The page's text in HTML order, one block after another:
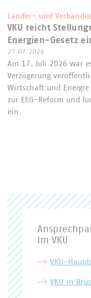
Länder- und
VKU reicht
Energien-Gesetz
27.07.2026
Am 17. Juli 2026 war
Verzögerung
Wirtschaft und Energie
zur EEG-Reform und
ein.
im VKU
VKU-
VKU in